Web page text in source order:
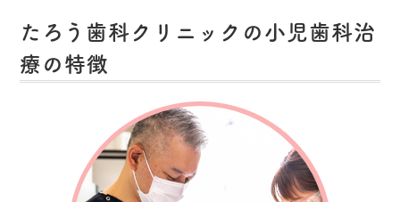
たろう歯科クリニックの小児歯科治
療の特徴